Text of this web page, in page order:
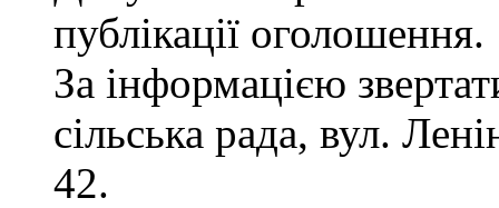
публікації оголошення.
За інформацією
сільська рада, вул.
42.